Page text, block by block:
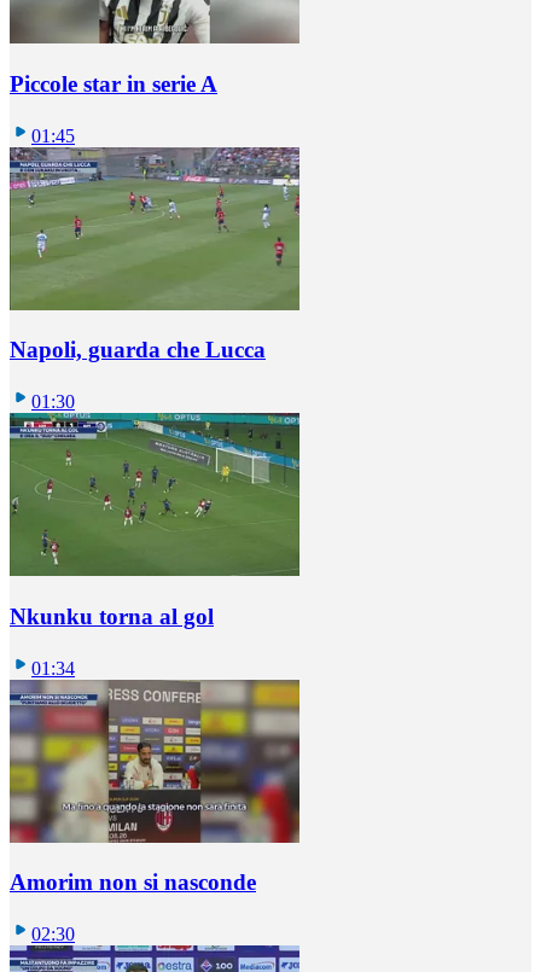
Piccole star in serie A
01:45
Napoli, guarda che Lucca
01:30
Nkunku torna al gol
01:34
Amorim non si nasconde
02:30